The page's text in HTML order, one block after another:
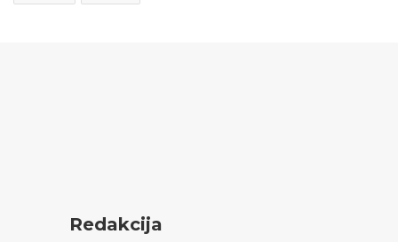
Redakcija